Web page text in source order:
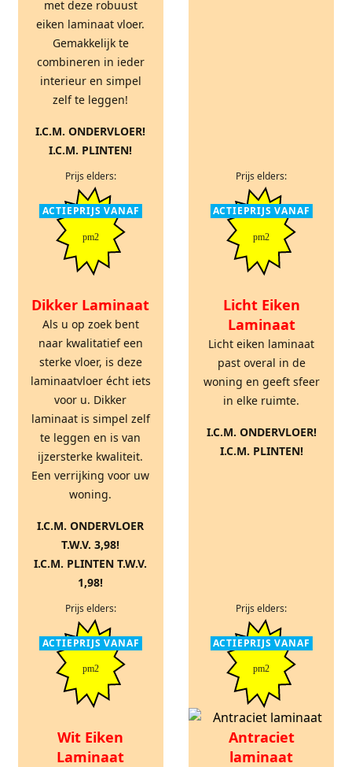
met deze robuust
eiken laminaat vloer.
Gemakkelijk te
combineren in ieder
interieur en simpel
zelf te leggen!
I.C.M. ONDERVLOER!
I.C.M. PLINTEN!
Prijs elders:
ACTIEPRIJS VANAF
pm2
Prijs elders:
ACTIEPRIJS VANAF
pm2
Dikker Laminaat
Als u op zoek bent
naar kwalitatief een
sterke vloer, is deze
laminaatvloer écht iets
voor u. Dikker
laminaat is simpel zelf
te leggen en is van
ijzersterke kwaliteit.
Een verrijking voor uw
woning.
I.C.M. ONDERVLOER
T.W.V. 3,98!
I.C.M. PLINTEN T.W.V.
1,98!
Prijs elders:
ACTIEPRIJS VANAF
pm2
Licht Eiken
Laminaat
Licht eiken laminaat
past overal in de
woning en geeft sfeer
in elke ruimte.
I.C.M. ONDERVLOER!
I.C.M. PLINTEN!
Prijs elders:
ACTIEPRIJS VANAF
pm2
Wit Eiken
Laminaat
Antraciet
laminaat